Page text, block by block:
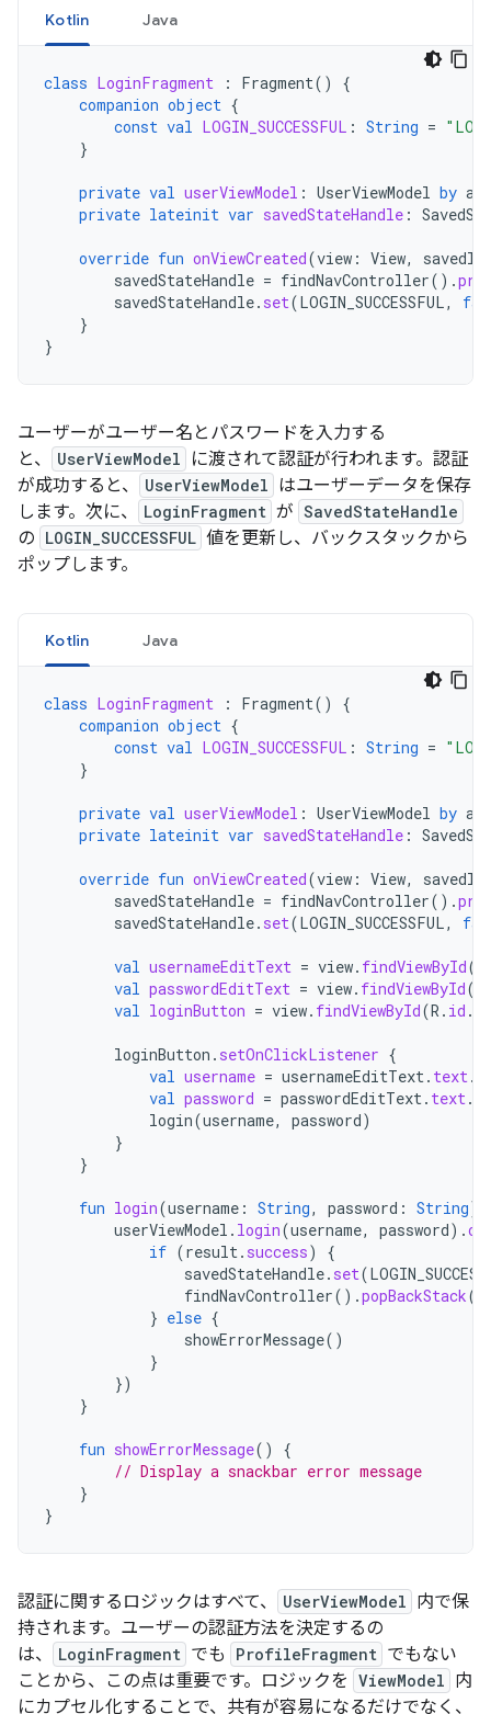
Kotlin Java
class LoginFragment : Fragment()
{
companion object {
const val LOGIN_SUCCESSFUL : String =
}
private val userViewModel : UserViewModel by
private lateinit var savedStateHandle :
override fun onViewCreated(view : View,
savedStateHandle = findNavController().
savedStateHandle. set(LOGIN_SUCCESSFUL,
}
}
ユーザーがユーザー名とパスワードを入力する
と、
UserViewModel
に渡されて認証が行われます。認証
が成功すると、
UserViewModel はユーザーデータを保存
します。次に、
LoginFragment が SavedStateHandle
の LOGIN_SUCCESSFUL 値を更新し、バックスタックから
ポップします。
Kotlin Java
class LoginFragment : Fragment()
{
companion object {
const val LOGIN_SUCCESSFUL : String =
}
private val userViewModel : UserViewModel by
private lateinit var savedStateHandle :
override fun onViewCreated(view : View,
savedStateHandle = findNavController().
savedStateHandle. set(LOGIN_SUCCESSFUL,
val usernameEditText = view. findViewById(
val passwordEditText = view. findViewById(
val loginButton = view. findViewById(R . id .
loginButton . setOnClickListener {
val username = usernameEditText. text.
val password = passwordEditText. text.
login(username, password)
}
}
fun login(username : String, password : String)
userViewModel . login(username, password).
if (result. success)
{
savedStateHandle. set(
findNavController().popBackStack()
} else {
showErrorMessage()
}
})
}
fun showErrorMessage()
{
// Display a snackbar error message
}
}
認証に関するロジックはすべて、 UserViewModel 内で保
持されます。ユーザーの認証方法を決定するの
は、
LoginFragment でも ProfileFragment でもない
ことから、この点は重要です。ロジックを ViewModel 内
にカプセル化することで、共有が容易になるだけでなく、